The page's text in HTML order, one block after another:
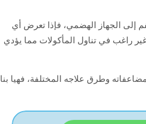
إلى الجهاز الهضمي، فإذا تعرض أي
راغب في تناول المأكولات مما يؤدي
وطرق علاجه المختلفة، فهيا بنا